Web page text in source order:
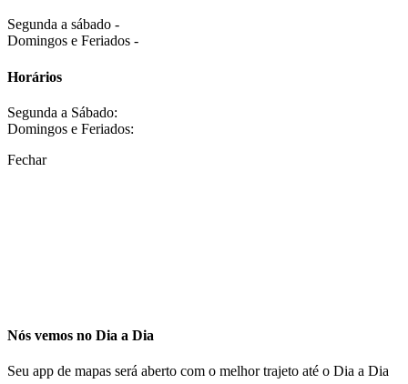
Segunda a sábado -
Domingos e Feriados -
Horários
Segunda a Sábado:
Domingos e Feriados:
Fechar
Nós vemos no Dia a Dia
Seu app de mapas será aberto com o melhor trajeto até o Dia a Dia